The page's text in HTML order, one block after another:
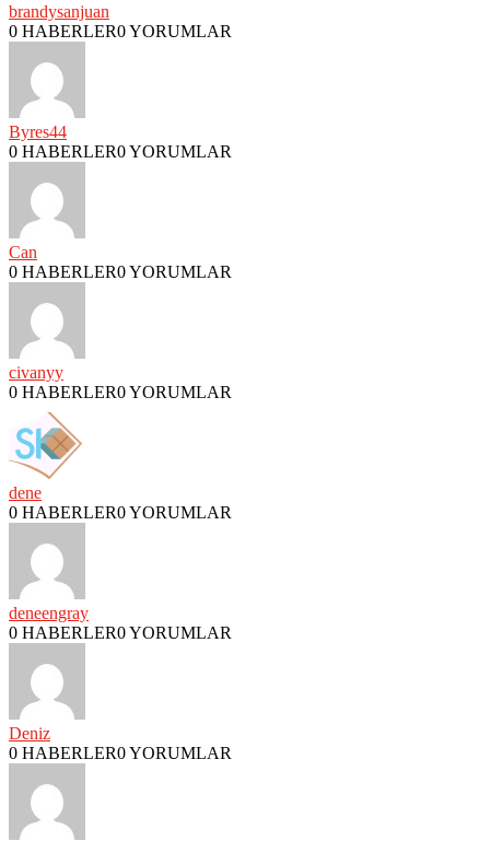
brandysanjuan
0 HABERLER0 YORUMLAR
Byres44
0 HABERLER0 YORUMLAR
Can
0 HABERLER0 YORUMLAR
civanyy
0 HABERLER0 YORUMLAR
dene
0 HABERLER0 YORUMLAR
deneengray
0 HABERLER0 YORUMLAR
Deniz
0 HABERLER0 YORUMLAR